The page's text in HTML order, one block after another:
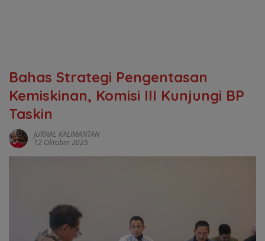
‎Bahas Strategi Pengentasan
Kemiskinan, Komisi III Kunjungi BP
Taskin
JURNAL KALIMANTAN
12 Oktober 2025